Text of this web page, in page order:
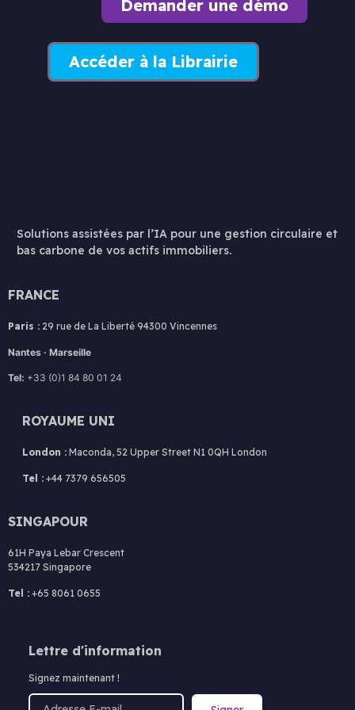
Demander une démo
Accéder à la Librairie
Solutions assistées par l’IA pour une gestion circulaire et
bas carbone de vos actifs immobiliers.
FRANCE
Paris : 29 rue de La Liberté 94300 Vincennes
Nantes · Marseille
Tel: +33 (0)1 84 80 01 24
ROYAUME UNI
London : Maconda, 52 Upper Street N1 0QH London
Tel : +44 7379 656505
SINGAPOUR
61H Paya Lebar Crescent
534217 Singapore
Tel : +65 8061 0655
Lettre d'information
Signez maintenant !